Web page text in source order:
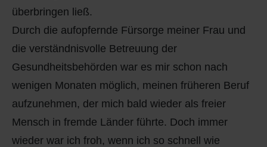
überbringen ließ.
Durch die aufopfernde Fürsorge meiner Frau und
die verständnisvolle Betreuung der
Gesundheitsbehörden war es mir schon nach
wenigen Monaten möglich, meinen früheren Beruf
aufzunehmen, der mich bald wieder als freier
Mensch in fremde Länder führte. Doch immer
wieder war ich froh, wenn ich so schnell wie